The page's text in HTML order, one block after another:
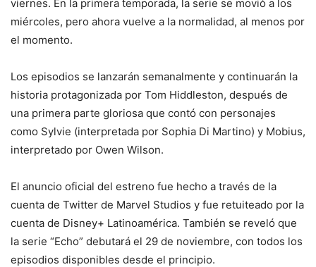
viernes. En la primera temporada, la serie se movió a los
miércoles, pero ahora vuelve a la normalidad, al menos por
el momento.
Los episodios se lanzarán semanalmente y continuarán la
historia protagonizada por Tom Hiddleston, después de
una primera parte gloriosa que contó con personajes
como Sylvie (interpretada por Sophia Di Martino) y Mobius,
interpretado por Owen Wilson.
El anuncio oficial del estreno fue hecho a través de la
cuenta de Twitter de Marvel Studios y fue retuiteado por la
cuenta de Disney+ Latinoamérica. También se reveló que
la serie “Echo” debutará el 29 de noviembre, con todos los
episodios disponibles desde el principio.